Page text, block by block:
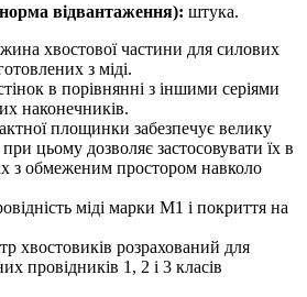
відвантаження): штука.
хвостової частини для силових
з міді.
в порівнянні з іншими серіями
наконечників.
площинки забезпечує велику
цьому дозволяє застосовувати їх в
з обмеженим простором навколо
міді марки М1 і покриття на
хвостовиків розрахований для
провідників 1, 2 і 3 класів